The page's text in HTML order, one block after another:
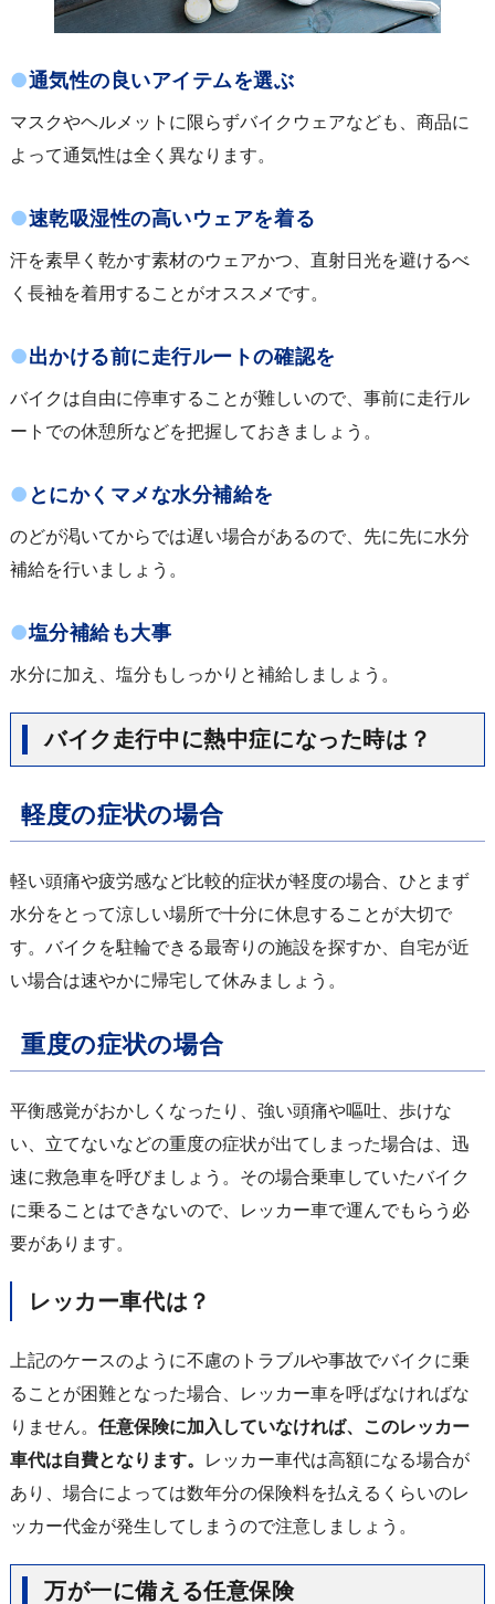
●通気性の良いアイテムを選ぶ
マスクやヘルメットに限らずバイクウェアなども、商品に
よって通気性は全く異なります。
●速乾吸湿性の高いウェアを着る
汗を素早く乾かす素材のウェアかつ、直射日光を避けるべ
く長袖を着用することがオススメです。
●出かける前に走行ルートの確認を
バイクは自由に停車することが難しいので、事前に走行ル
ートでの休憩所などを把握しておきましょう。
● とにかくマメな水分補給を
のどが渇いてからでは遅い場合があるので、先に先に水分
補給を行いましょう。
●塩分補給も大事
水分に加え、塩分もしっかりと補給しましょう。
バイク走行中に熱中症になった時は？
軽度の症状の場合
軽い頭痛や疲労感など比較的症状が軽度の場合、ひとまず
水分をとって涼しい場所で十分に休息することが大切で
す。バイクを駐輪できる最寄りの施設を探すか、自宅が近
い場合は速やかに帰宅して休みましょう。
重度の症状の場合
平衡感覚がおかしくなったり、強い頭痛や嘔吐、歩けな
い、立てないなどの重度の症状が出てしまった場合は、迅
速に救急車を呼びましょう。その場合乗車していたバイク
に乗ることはできないので、レッカー車で運んでもらう必
要があります。
レッカー車代は？
上記のケースのように不慮のトラブルや事故でバイクに乗
ることが困難となった場合、レッカー車を呼ばなければな
りません。 任意保険に加入していなければ、このレッカー
車代は自費となります。 レッカー車代は高額になる場合が
あり、場合によっては数年分の保険料を払えるくらいのレ
ッカー代金が発生してしまうので注意しましょう。
万が一に備える任意保険